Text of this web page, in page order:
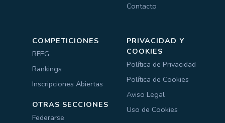
Contacto
COMPETICIONES
RFEG
Rankings
Inscripciones Abiertas
OTRAS SECCIONES
Federarse
PRIVACIDAD Y
COOKIES
Política de Privacidad
Política de Cookies
Aviso Legal
Uso de Cookies